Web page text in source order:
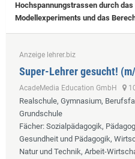
Hochspannungstrassen durch
Modellexperiments und das
Anzeige lehrer.biz
Super-Lehrer gesucht!
AcadeMedia Education GmbH
Realschule, Gymnasium,
Grundschule
Fächer: Sozialpädagogik,
Gesundheit und Pädagogik,
Natur und Technik, Arbeit-